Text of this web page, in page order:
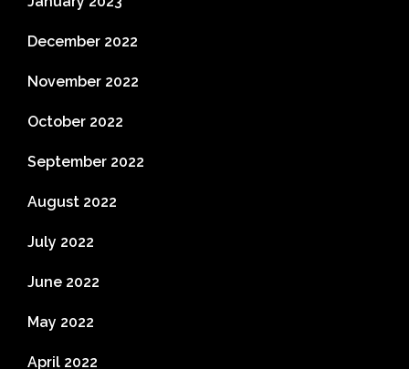
December 2022
November 2022
October 2022
September 2022
August 2022
July 2022
June 2022
May 2022
April 2022